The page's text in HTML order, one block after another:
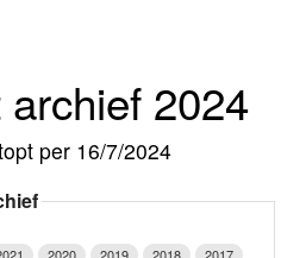
2024
per 16/7/2024